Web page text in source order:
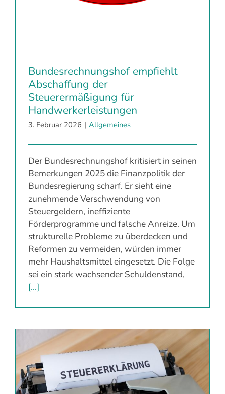
Bundesrechnungshof empfiehlt
Abschaffung der
Steuerermäßigung für
Handwerkerleistungen
3. Februar 2026 | Allgemeines
Der Bundesrechnungshof kritisiert in seinen
Bemerkungen 2025 die Finanzpolitik der
Bundesregierung scharf. Er sieht eine
zunehmende Verschwendung von
Steuergeldern, ineffiziente
Förderprogramme und falsche Anreize. Um
strukturelle Probleme zu überdecken und
Reformen zu vermeiden, würden immer
mehr Haushaltsmittel eingesetzt. Die Folge
sei ein stark wachsender Schuldenstand,
[...]